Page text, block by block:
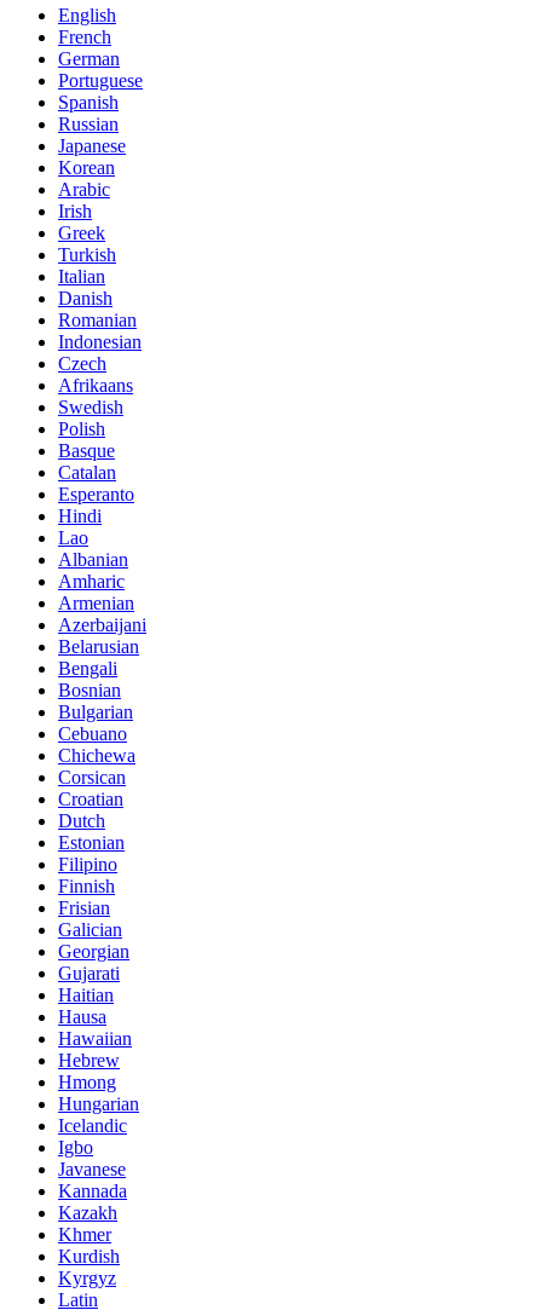
English
French
German
Portuguese
Spanish
Russian
Japanese
Korean
Arabic
Irish
Greek
Turkish
Italian
Danish
Romanian
Indonesian
Czech
Afrikaans
Swedish
Polish
Basque
Catalan
Esperanto
Hindi
Lao
Albanian
Amharic
Armenian
Azerbaijani
Belarusian
Bengali
Bosnian
Bulgarian
Cebuano
Chichewa
Corsican
Croatian
Dutch
Estonian
Filipino
Finnish
Frisian
Galician
Georgian
Gujarati
Haitian
Hausa
Hawaiian
Hebrew
Hmong
Hungarian
Icelandic
Igbo
Javanese
Kannada
Kazakh
Khmer
Kurdish
Kyrgyz
Latin